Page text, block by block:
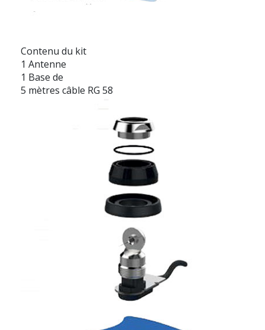
Contenu du kit
1 Antenne
1 Base de
5 mètres câble RG 58